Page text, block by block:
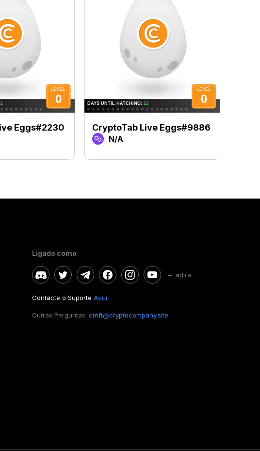
Eggs#2230 CryptoTab Live Eggs#9886
N/A
Ligado como
– adira
Contacte o Suporte Aqui
Outras Perguntas: ctnft@cryptocompany.site